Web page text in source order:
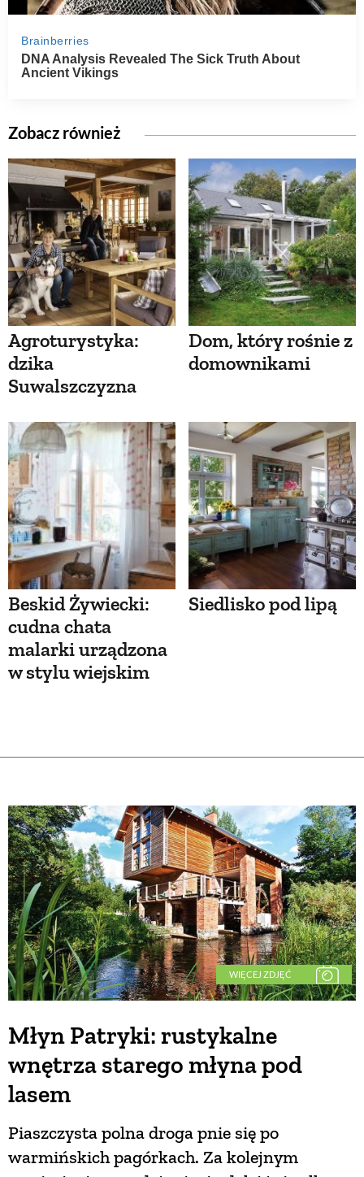
Zobacz również
Agroturystyka:
dzika
Suwalszczyzna
Dom, który rośnie z
domownikami
Beskid Żywiecki:
cudna chata
malarki urządzona
w stylu wiejskim
Siedlisko pod lipą
WIĘCEJ ZDJĘĆ
Młyn Patryki: rustykalne
wnętrza starego młyna pod
lasem
Piaszczysta polna droga pnie się po
warmińskich pagórkach. Za kolejnym